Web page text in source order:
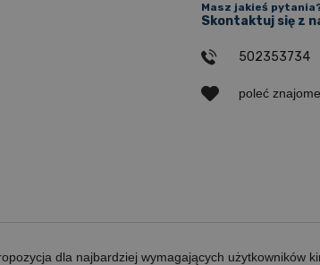
poleć
Masz jakieś
Skontaktuj się z
502353734
dla najbardziej wymagających użytkowników